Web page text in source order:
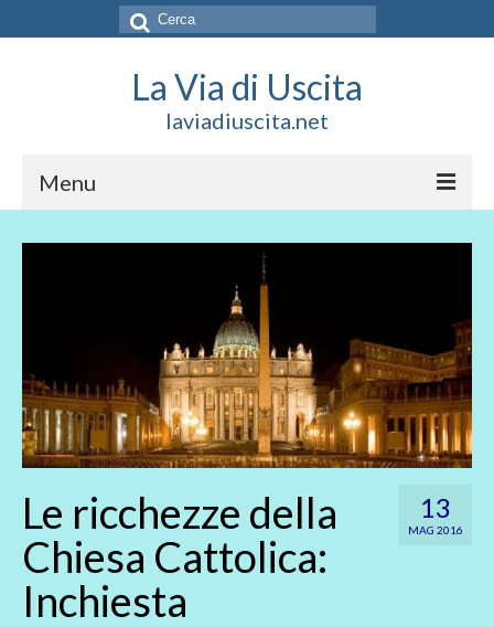
Cerca:
La Via di Uscita
laviadiuscita.net
Menu
HOME
SOSTIENICI
CONTATTI
13
MAG 2016
Le ricchezze della
Chiesa Cattolica:
Inchiesta